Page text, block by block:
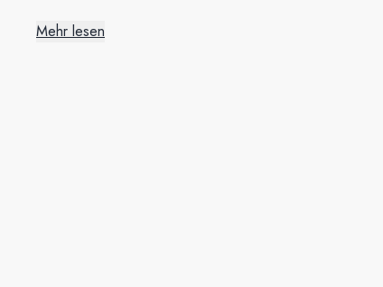
Mehr lesen